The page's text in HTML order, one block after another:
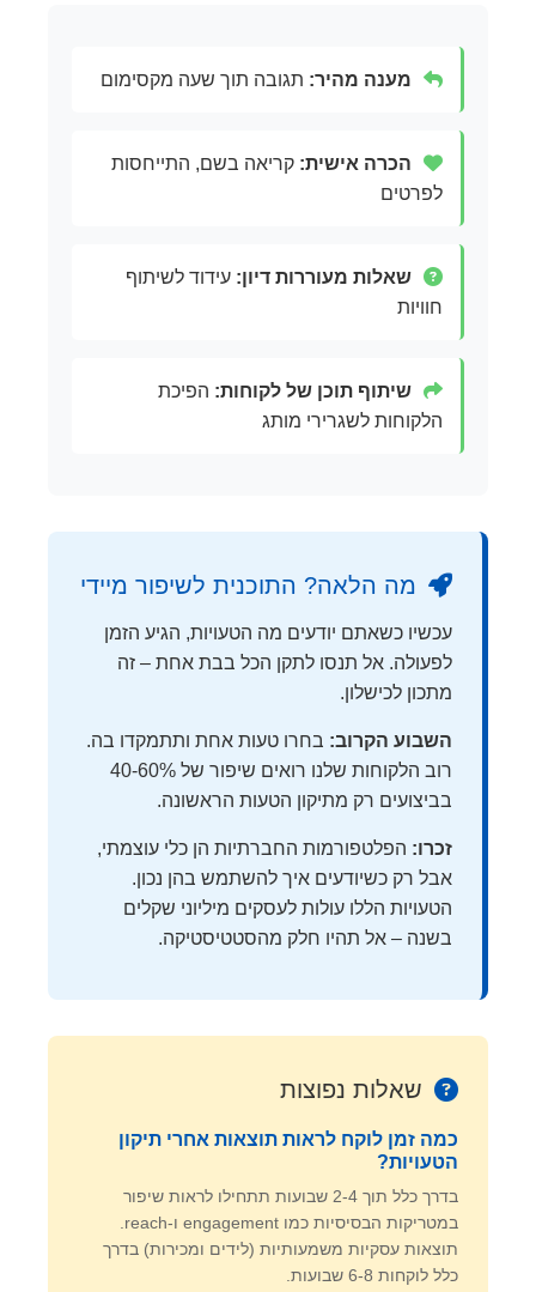
מענה מהיר: תגובה תוך שעה מקסימום
הכרה אישית: קריאה בשם, התייחסות
לפרטים
שאלות מעוררות דיון: עידוד לשיתוף
חוויות
שיתוף תוכן של לקוחות: הפיכת
הלקוחות לשגרירי מותג
מה הלאה? התוכנית לשיפור מיידי
עכשיו כשאתם יודעים מה הטעויות, הגיע הזמן
לפעולה. אל תנסו לתקן הכל בבת אחת – זה
מתכון לכישלון.
השבוע הקרוב: בחרו טעות אחת ותתמקדו בה.
רוב הלקוחות שלנו רואים שיפור של 40-60%
בביצועים רק מתיקון הטעות הראשונה.
זכרו: הפלטפורמות החברתיות הן כלי עוצמתי,
אבל רק כשיודעים איך להשתמש בהן נכון.
הטעויות הללו עולות לעסקים מיליוני שקלים
בשנה – אל תהיו חלק מהסטטיסטיקה.
שאלות נפוצות
כמה זמן לוקח לראות תוצאות אחרי תיקון
הטעויות?
בדרך כלל תוך 2-4 שבועות תתחילו לראות שיפור
במטריקות הבסיסיות כמו engagement ו-reach.
תוצאות עסקיות משמעותיות (לידים ומכירות) בדרך
כלל לוקחות 6-8 שבועות.